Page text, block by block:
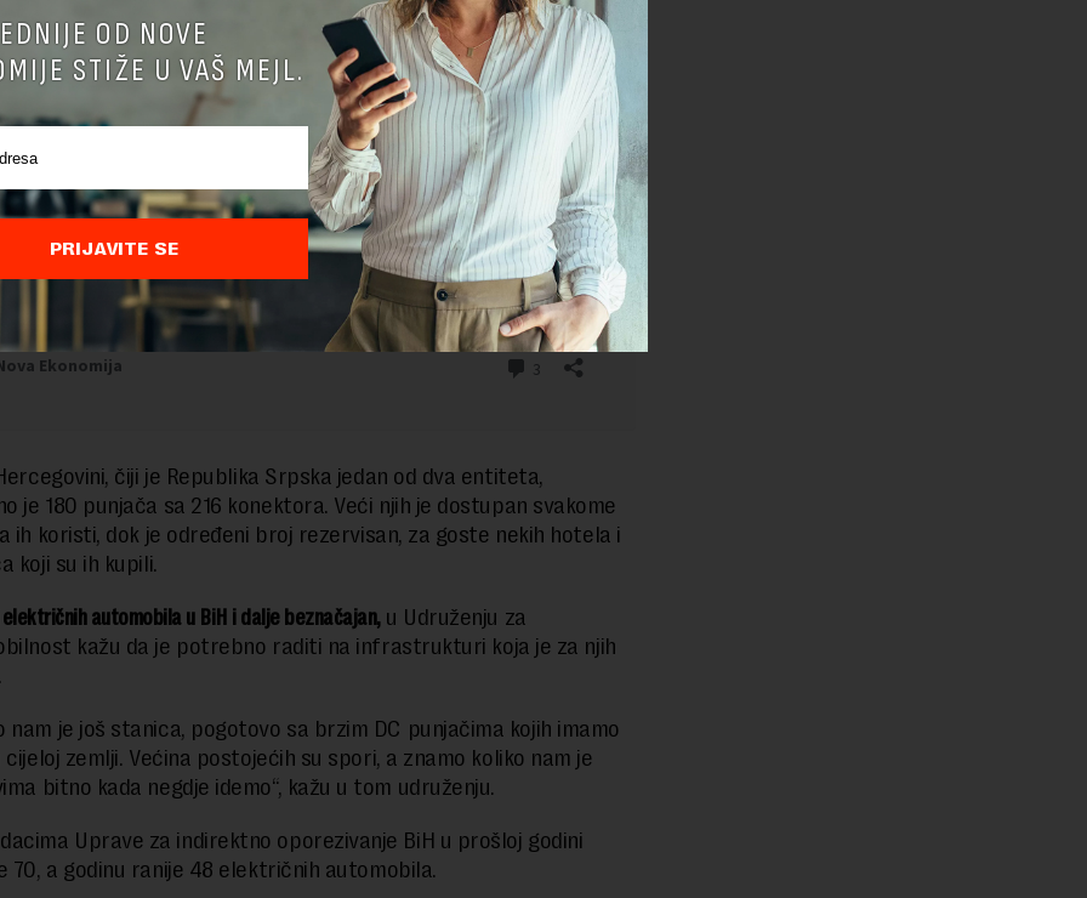
čiji je Republika Srpska jedan od dva entiteta,
je 180 punjača sa 216 konektora. Veći njih je dostupan svakome
ih koristi, dok je određeni broj rezervisan, za goste nekih hotela i
koji su ih kupili.
električnih automobila u BiH i dalje beznačajan,u Udruženju za
kažu da je potrebno raditi na infrastrukturi koja je za njih
nam je još stanica, pogotovo sa brzim DC punjačima kojih imamo
zemlji. Većina postojećih su spori, a znamo koliko nam je
bitno kada negdje idemo“, kažu u tom udruženju.
Uprave za indirektno oporezivanje BiH u prošloj godini
70, a godinu ranije 48 električnih automobila.
OD NOVE
STIŽE U VAŠ MEJL.
PRIJAVITE SE